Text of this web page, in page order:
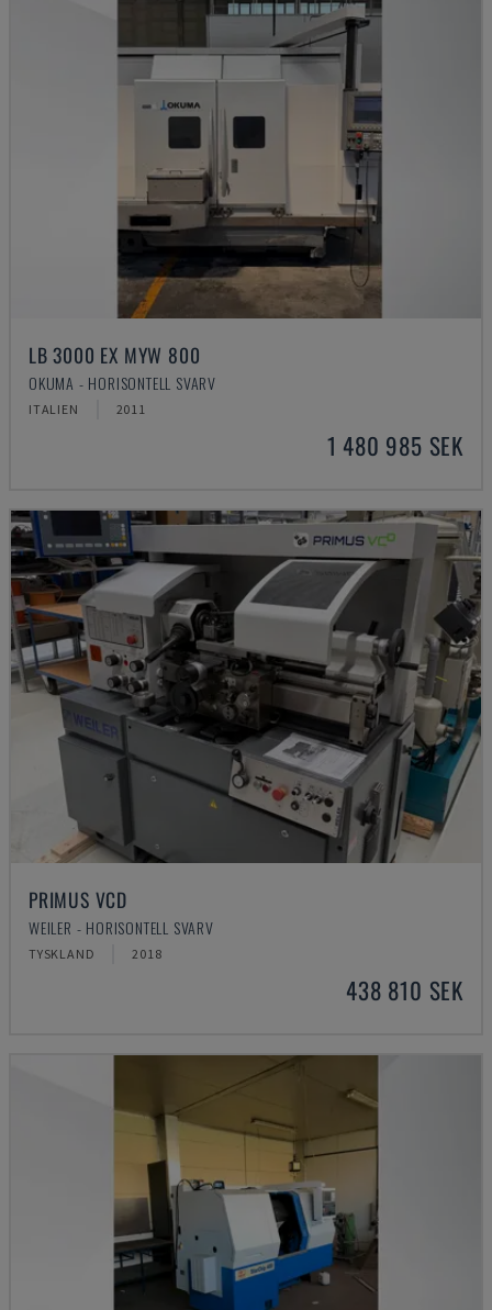
LB 3000 EX MYW 800
OKUMA - HORISONTELL SVARV
ITALIEN 2011
1 480 985 SEK
PRIMUS VCD
WEILER - HORISONTELL SVARV
TYSKLAND 2018
438 810 SEK